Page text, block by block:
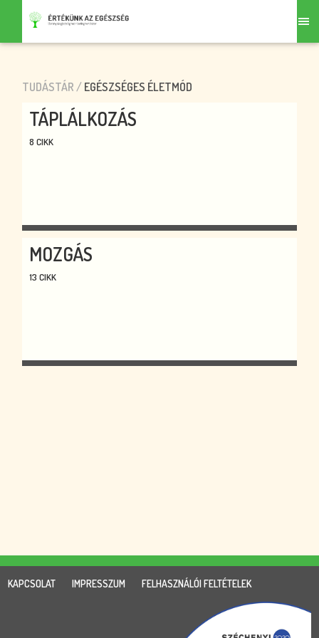
TUDÁSTÁR / EGÉSZSÉGES ÉLETMÓD
TÁPLÁLKOZÁS
8 CIKK
MOZGÁS
13 CIKK
KAPCSOLAT IMPRESSZUM FELHASZNÁLÓI FELTÉTELEK